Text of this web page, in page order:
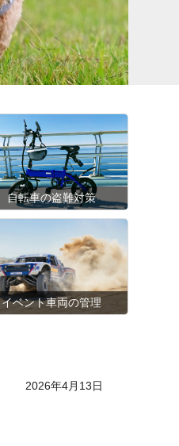
自転車の盗難対策
イベント車両の管理
2026年4月13日